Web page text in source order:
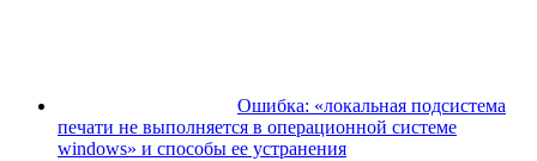
Ошибка: «локальная подсистема
печати не выполняется в операционной системе
windows» и способы ее устранения